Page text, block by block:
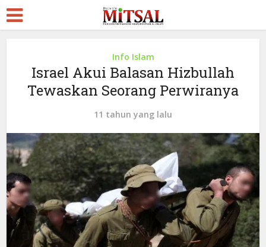
Info Islam
Israel Akui Balasan Hizbullah
Tewaskan Seorang Perwiranya
11 tahun yang lalu